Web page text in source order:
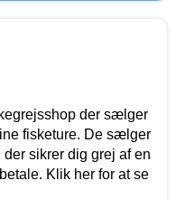
der sælger
fisketure. De sælger
sikrer dig grej af en
Klik her for at se